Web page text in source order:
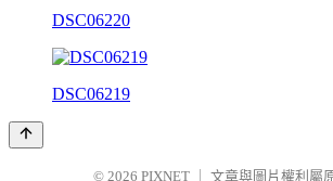
DSC06220
DSC06219
© 2026 PIXNET 文章與圖片權利屬